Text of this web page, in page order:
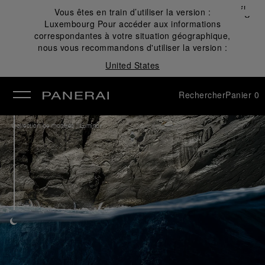
Vous êtes en train d’utiliser la version :
Luxembourg Pour accéder aux informations
correspondantes à votre situation géographique,
nous vous recommandons d'utiliser la version :
United States
Fermer
✕
RechercherPanier 0
Collection de montres /Luminor